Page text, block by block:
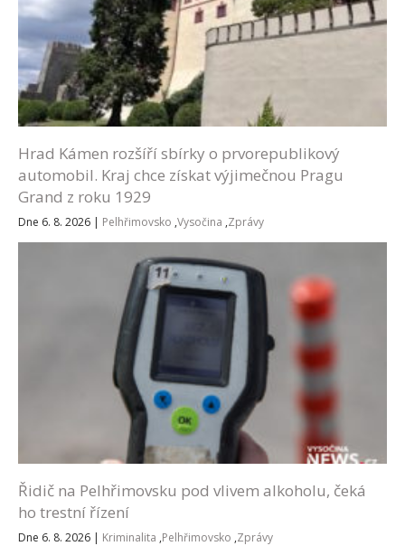
Hrad Kámen rozšíří sbírky o prvorepublikový
automobil. Kraj chce získat výjimečnou Pragu
Grand z roku 1929
Dne 6. 8. 2026 | Pelhřimovsko ,Vysočina ,Zprávy
Řidič na Pelhřimovsku pod vlivem alkoholu, čeká
ho trestní řízení
Dne 6. 8. 2026 | Kriminalita ,Pelhřimovsko ,Zprávy